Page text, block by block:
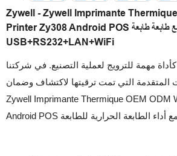
Zywell - Zywell Imprimante
Printer Zy308 Android POS مع طابعة طابعة
USB+RS232+LAN+WiFi
كأداة مهمة للترويج لعملية التصنيع. في شركتنا
المتقدمة التي تمت ترقيتها لاكتشاف وضمان
Zywell Imprimante Thermique OEM ODM